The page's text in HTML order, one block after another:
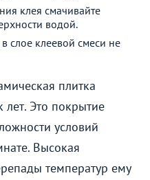
клея смачивайте
водой.
слое клеевой смеси не
плитка
лет. Это покрытие
условий
Высокая
температур ему